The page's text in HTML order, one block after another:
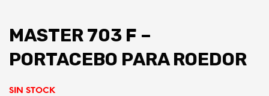
MASTER 703 F –
PORTACEBO PARA ROEDOR
SIN STOCK